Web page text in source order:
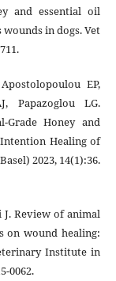
and essential oil
in dogs. Vet
EP,
Papazoglou LG.
Grade Honey and
Healing of
2023, 14(1):36.
Review of animal
on wound healing:
Institute in
0062.